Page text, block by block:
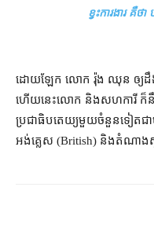
ខ្វះ​ការងារ គឺ
ដោយ​ឡែក​ លោក រ៉ុង ឈុន ឲ្យ​ដឹង​
ហើយ​នេះ​លោក និង​សហការី ក៏​
ប្រជាធិបតេយ្យ​មួយ​ចំនួន​ទៀត​ជា​
អង់គ្លេស (British) និង​តំណាង​ស្